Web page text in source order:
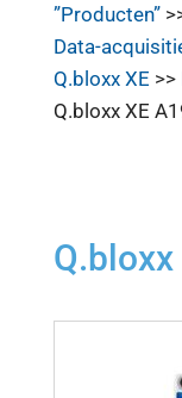
”Producten”
Data-
Q.bloxx XE >>
Q.bloxx XE
Q.bloxx